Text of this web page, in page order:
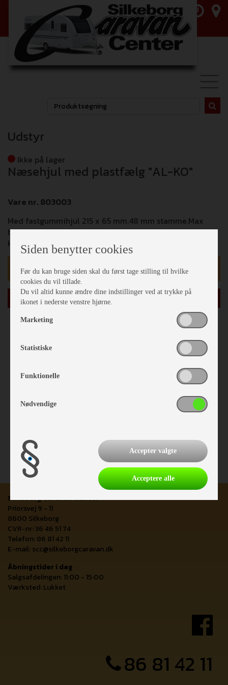
Udstyr
Ikke på lager
Næsehjul med plastfælg "AL-KO"
Vare nr. 803003
Med fastgummihjul 215 x 65 mm.48 mm stamme.Max
belastning, statisk: 150 kg.Max belastning, dynamisk: 90
kg.Vægt: 5,0 kg.Passer til 803180
kr 539,-
læg i kurv
Silkeborg Caravan Center
Priorsvej 9 - 11
8600 Silkeborg
CVR-nr: 36 46 51 74
Telefon: 86 81 42 11
E-mail: scc@silkeborgcaravan.dk
Åbningstider i dag
Salgsafdelingen: 11:00 - 15:00
Værksted: Lukket
86 81 42 11
Siden benytter cookies
Før du kan bruge siden skal du først tage stilling til hvilke
cookies du vil tillade.
Du vil altid kunne ændre dine indstillinger ved at trykke på
ikonet i nederste venstre hjørne.
Marketing
Statistiske
Funktionelle
Nødvendige
Accepter valgte
Acceptere alle